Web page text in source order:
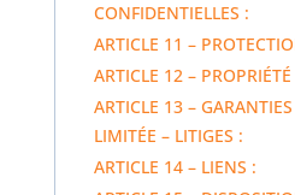
CONFIDENTIELLES :
ARTICLE 11 –
ARTICLE 12 –
ARTICLE 13 –
LIMITÉE – LITIGES :
ARTICLE 14 – LIENS :